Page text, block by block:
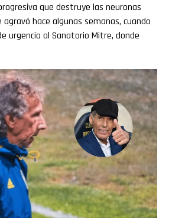
que destruye las neuronas
hace algunas semanas, cuando
urgencia al Sanatorio Mitre, donde